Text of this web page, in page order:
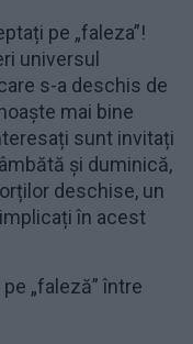
pe „faleza”!
universul
s-a deschis de
mai bine
sunt invitați
și duminică,
deschise, un
în acest
„faleză” între